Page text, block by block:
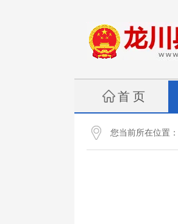
首 页
您当前所在位置：